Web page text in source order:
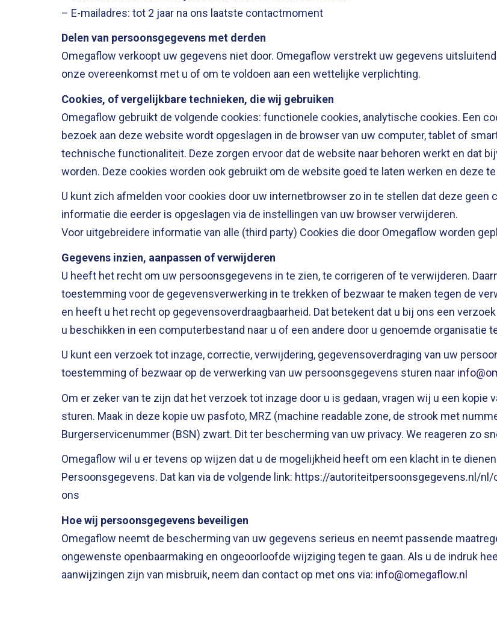
– E-mailadres: tot 2 jaar na ons laatste contactmoment
Delen van persoonsgegevens met derden
Omegaflow verkoopt uw gegevens niet door. Omegaflow verstrekt uw gegevens
onze overeenkomst met u of om te voldoen aan een wettelijke verplichting.
Cookies, of vergelijkbare technieken, die wij gebruiken
Omegaflow gebruikt de volgende cookies: functionele cookies, analytische cookies. Een
bezoek aan deze website wordt opgeslagen in de browser van uw computer, tablet of
technische functionaliteit. Deze zorgen ervoor dat de website naar behoren werkt en dat
worden. Deze cookies worden ook gebruikt om de website goed te laten werken en deze
U kunt zich afmelden voor cookies door uw internetbrowser zo in te stellen dat deze geen
informatie die eerder is opgeslagen via de instellingen van uw browser verwijderen.
Voor uitgebreidere informatie van alle (third party) Cookies die door Omegaflow worden
Gegevens inzien, aanpassen of verwijderen
U heeft het recht om uw persoonsgegevens in te zien, te corrigeren of te verwijderen.
toestemming voor de gegevensverwerking in te trekken of bezwaar te maken tegen de
en heeft u het recht op gegevensoverdraagbaarheid. Dat betekent dat u bij ons een
u beschikken in een computerbestand naar u of een andere door u genoemde organisatie
U kunt een verzoek tot inzage, correctie, verwijdering, gegevensoverdraging van uw
toestemming of bezwaar op de verwerking van uw persoonsgegevens sturen naar
Om er zeker van te zijn dat het verzoek tot inzage door u is gedaan, vragen wij u een
sturen. Maak in deze kopie uw pasfoto, MRZ (machine readable zone, de strook met
Burgerservicenummer (BSN) zwart. Dit ter bescherming van uw privacy. We reageren zo
Omegaflow wil u er tevens op wijzen dat u de mogelijkheid heeft om een klacht in te
Persoonsgegevens. Dat kan via de volgende link: https://autoriteitpersoonsgegevens.nl/
ons
Hoe wij persoonsgegevens beveiligen
Omegaflow neemt de bescherming van uw gegevens serieus en neemt passende
ongewenste openbaarmaking en ongeoorloofde wijziging tegen te gaan. Als u de indruk
aanwijzingen zijn van misbruik, neem dan contact op met ons via: info@omegaflow.nl